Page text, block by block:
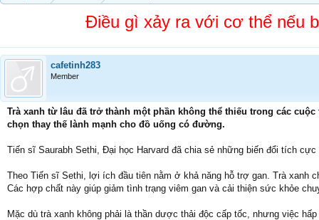
Điều gì xảy ra với cơ thể nếu
cafetinh283
Member
Trà xanh từ lâu đã trở thành một phần không thể thiếu trong các
chọn thay thế lành mạnh cho đồ uống có đường.
Tiến sĩ Saurabh Sethi, Đại học Harvard đã chia sẻ những biến đổi tích
Theo Tiến sĩ Sethi, lợi ích đầu tiên nằm ở khả năng hỗ trợ gan. Trà xanh
Các hợp chất này giúp giảm tình trạng viêm gan và cải thiện sức khỏe
Mặc dù trà xanh không phải là thần dược thải độc cấp tốc, nhưng việc